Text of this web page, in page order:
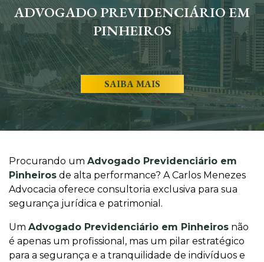
ADVOGADO PREVIDENCIÁRIO EM
PINHEIROS
SAIBA MAIS
Procurando um Advogado Previdenciário em
Pinheiros de alta performance? A Carlos Menezes
Advocacia oferece consultoria exclusiva para sua
segurança jurídica e patrimonial.
Um Advogado Previdenciário em Pinheiros não
é apenas um profissional, mas um pilar estratégico
para a segurança e a tranquilidade de indivíduos e